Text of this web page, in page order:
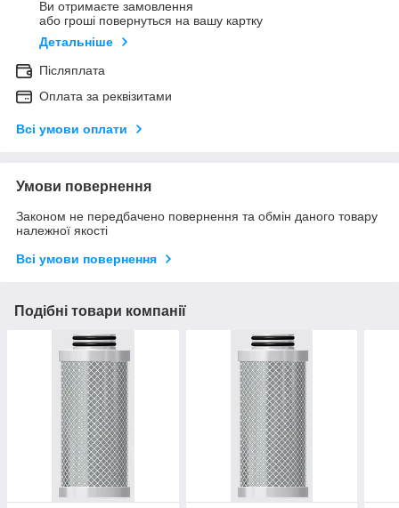
Ви отримаєте замовлення
або гроші повернуться на вашу картку
Детальніше
Післяплата
Оплата за реквізитами
Всі умови оплати
Умови повернення
Законом не передбачено повернення та обмін даного товару
належної якості
Всі умови повернення
Подібні товари компанії